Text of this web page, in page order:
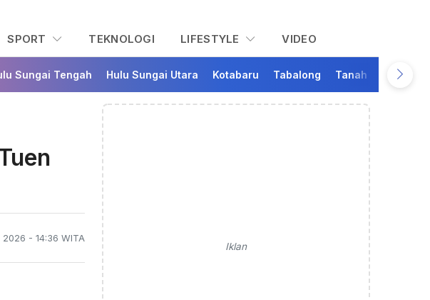
SPORT TEKNOLOGI LIFESTYLE VIDEO
Sungai Tengah Hulu Sungai Utara Kotabaru Tabalong Tanah Bumbu
2026 - 14:36 WITA
Iklan